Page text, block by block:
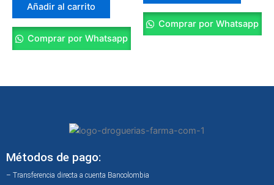
Añadir al carrito
Comprar por Whatsapp
Comprar por Whatsapp
Métodos de pago:
– Transferencia directa a cuenta Bancolombia